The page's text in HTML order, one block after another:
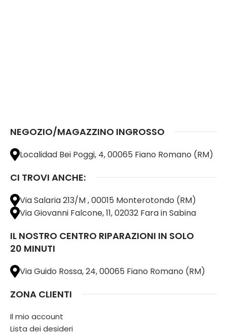
NEGOZIO/MAGAZZINO INGROSSO
Localidad Bei Poggi, 4, 00065 Fiano Romano (RM)
CI TROVI ANCHE:
Via Salaria 213/M , 00015 Monterotondo (RM)
Via Giovanni Falcone, 11, 02032 Fara in Sabina
IL NOSTRO CENTRO RIPARAZIONI IN SOLO
20 MINUTI
Via Guido Rossa, 24, 00065 Fiano Romano (RM)
ZONA CLIENTI
Il mio account
Lista dei desideri